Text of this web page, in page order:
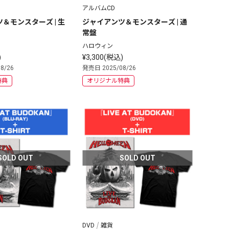
＆モンスターズ | 生
26
典
アルバムCD
ジャイアンツ＆モンスターズ | 通
常盤
ハロウィン
¥3,300(税込)
発売日 2025/08/26
オリジナル特典
OUT SOLD OUT
DVD 雑貨